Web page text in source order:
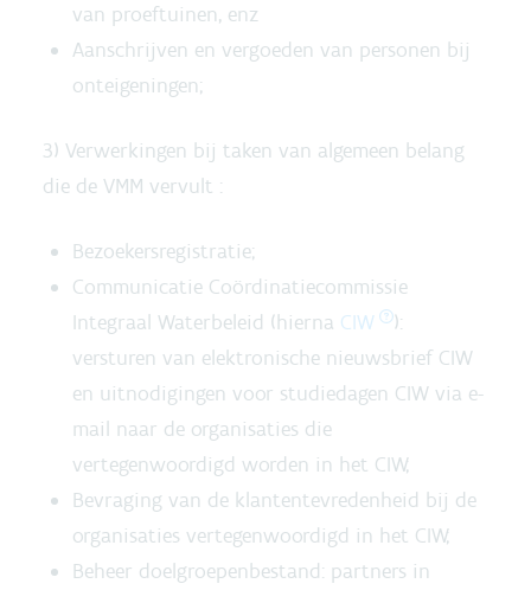
van proeftuinen, enz
Aanschrijven en vergoeden van personen bij
onteigeningen;
3) Verwerkingen bij taken van algemeen belang
die de VMM vervult :
Bezoekersregistratie;
Communicatie Coördinatiecommissie
Integraal Waterbeleid (hierna CIW
):
versturen van elektronische nieuwsbrief CIW
en uitnodigingen voor studiedagen CIW via e-
mail naar de organisaties die
vertegenwoordigd worden in het CIW;
Bevraging van de klantentevredenheid bij de
organisaties vertegenwoordigd in het CIW;
Beheer doelgroepenbestand: partners in